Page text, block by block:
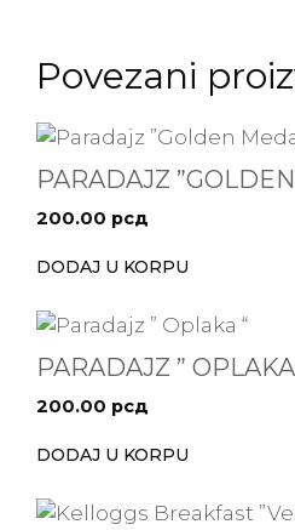
Povezani
PARADAJZ
200.00 рсд
DODAJ U KORPU
PARADAJZ ” OPLAKA
200.00 рсд
DODAJ U KORPU